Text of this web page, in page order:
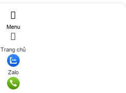
Menu
Trang chủ
Zalo